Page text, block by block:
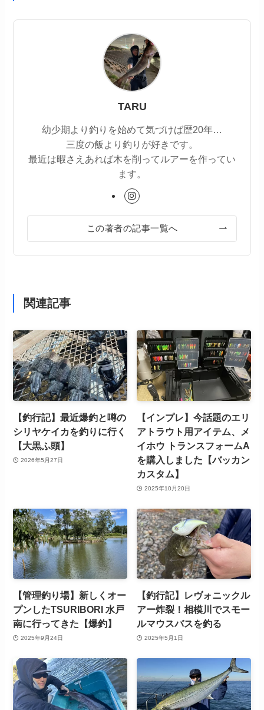
TARU
幼少期より釣りを始めて気づけば歴20年…
三度の飯より釣りが好きです。
最近は暇さえあれば木を削ってルアーを作ってい
ます。
この著者の記事一覧へ
関連記事
【釣行記】最近爆釣と噂の
シリヤケイカを釣りに行く
【大黒ふ頭】
2026年5月27日
【インプレ】今話題のエリ
アトラウト用アイテム、メ
イホウ トランスフォームA
を購入しました【バッカン
カスタム】
2025年10月20日
【管理釣り場】新しくオー
プンしたTSURIBORI 水戸
南に行ってきた【爆釣】
2025年9月24日
【釣行記】レヴォニックル
アー炸裂！相模川でスモー
ルマウスバスを釣る
2025年5月1日